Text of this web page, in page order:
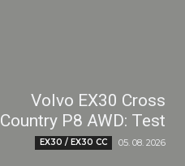
Volvo EX30 Cross
Country P8 AWD: Test
EX30 / EX30 CC 05. 08. 2026